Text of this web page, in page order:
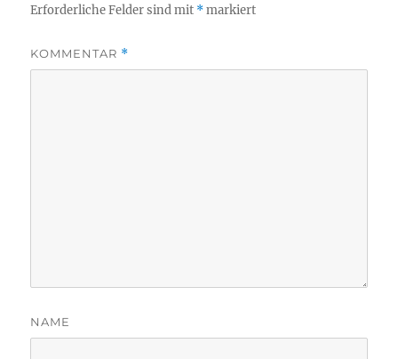
Erforderliche Felder sind mit *markiert
KOMMENTAR *
NAME